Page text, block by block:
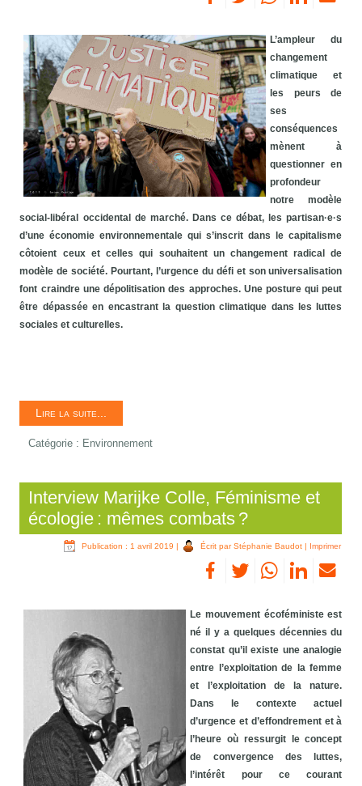
L’ampleur du
changement
climatique et
les peurs de
ses
conséquences
mènent à
questionner en
profondeur
notre modèle
social-libéral occidental de marché. Dans ce débat, les partisan·e·s
d’une économie environnementale qui s’inscrit dans le capitalisme
côtoient ceux et celles qui souhaitent un changement radical de
modèle de société. Pourtant, l’urgence du défi et son universalisation
font craindre une dépolitisation des approches. Une posture qui peut
être dépassée en encastrant la question climatique dans les luttes
sociales et culturelles.
Lire la suite...
Catégorie : Environnement
Interview Marijke Colle, Féminisme et
écologie : mêmes combats ?
Publication : 1 avril 2019 | Écrit par Stéphanie Baudot | Imprimer
Le mouvement écoféministe est
né il y a quelques décennies du
constat qu’il existe une analogie
entre l’exploitation de la femme
et l’exploitation de la nature.
Dans le contexte actuel
d’urgence et d’effondrement et à
l’heure où ressurgit le concept
de convergence des luttes,
l’intérêt pour ce courant